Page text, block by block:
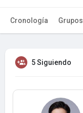
Cronología Grupos
5 Siguiendo